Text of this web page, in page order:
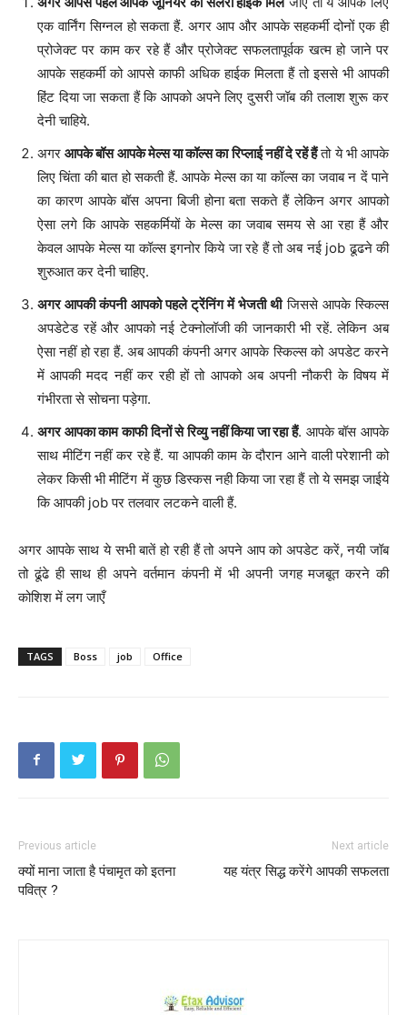
एक वार्निंग सिग्नल हो सकता हैं. अगर आप और आपके सहकर्मी दोनों एक ही
प्रोजेक्ट पर काम कर रहे हैं और प्रोजेक्ट सफलतापूर्वक खत्म हो जाने पर
आपके सहकर्मी को आपसे काफी अधिक हाईक मिलता हैं तो इससे भी आपकी
हिंट दिया जा सकता हैं कि आपको अपने लिए दुसरी जॉब की तलाश शुरू कर
देनी चाहिये.
अगरआपके बॉस आपके मेल्स या कॉल्स का रिप्लाई नहीं दे रहें हैंतो ये भी आपके
लिए चिंता की बात हो सकती हैं. आपके मेल्स का या कॉल्स का जवाब न दें पाने
का कारण आपके बॉस अपना बिजी होना बता सकते हैं लेकिन अगर आपको
ऐसा लगे कि आपके सहकर्मियों के मेल्स का जवाब समय से आ रहा हैं और
केवल आपके मेल्स या कॉल्स इगनोर किये जा रहे हैं तो अब नई job ढूढने की
शुरुआत कर देनी चाहिए.
अगर आपकी कंपनी आपको पहले ट्रेंनिंग में भेजती थीजिससे आपके स्किल्स
अपडेटेड रहें और आपको नई टेक्नोलॉजी की जानकारी भी रहें. लेकिन अब
ऐसा नहीं हो रहा हैं. अब आपकी कंपनी अगर आपके स्किल्स को अपडेट करने
में आपकी मदद नहीं कर रही हों तो आपको अब अपनी नौकरी के विषय में
गंभीरता से सोचना पड़ेगा.
अगर आपका काम काफी दिनों से रिव्यु नहीं किया जा रहा हैं. आपके बॉस आपके
साथ मीटिंग नहीं कर रहे हैं. या आपकी काम के दौरान आने वाली परेशानी को
लेकर किसी भी मीटिंग में कुछ डिस्कस नही किया जा रहा हैं तो ये समझ जाईये
कि आपकी job पर तलवार लटकने वाली हैं.
अगर आपके साथ ये सभी बातें हो रही हैं तो अपने आप को अपडेट करें, नयी जॉब
तो ढूंढे ही साथ ही अपने वर्तमान कंपनी में भी अपनी जगह मजबूत करने की
कोशिश में लग जाएँ
TAGS Boss job Office
Previous article
क्यों माना जाता है पंचामृत को इतना
पवित्र ?
Next article
यह यंत्र सिद्ध करेंगे आपकी सफलता